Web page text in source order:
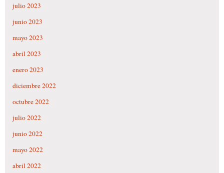
julio 2023
junio 2023
mayo 2023
abril 2023
enero 2023
diciembre 2022
octubre 2022
julio 2022
junio 2022
mayo 2022
abril 2022